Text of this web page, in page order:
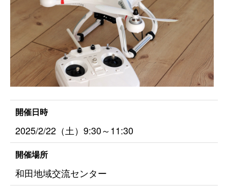
開催日時
2025/2/22（土）9:30～11:30
開催場所
和田地域交流センター